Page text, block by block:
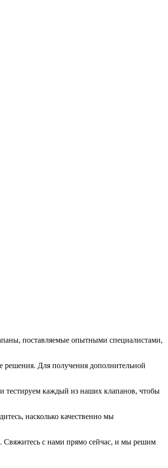
поставляемые опытными специалистами,
Для получения дополнительной
тестируем каждый из наших клапанов, чтобы
насколько качественно мы
Свяжитесь с нами прямо сейчас, и мы решим